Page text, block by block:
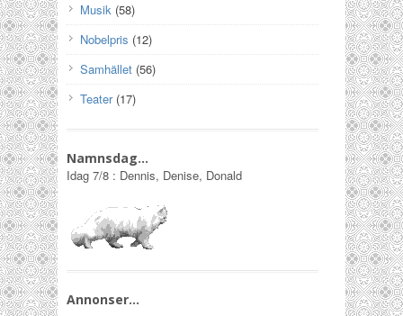
Musik (58)
Nobelpris (12)
Samhället (56)
Teater(17)
Namnsdag…
Idag 7/8 : Dennis, Denise, Donald
Annonser…